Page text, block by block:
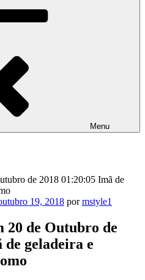
Menu
19, 2018 pormstyle1
20 de Outubro de
de geladeira e